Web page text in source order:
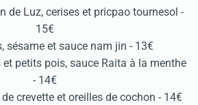
de Luz, cerises et pricpao tournesol -
15€
sésame et sauce nam jin - 13€
petits pois, sauce Raita à la menthe
- 14€
crevette et oreilles de cochon - 14€